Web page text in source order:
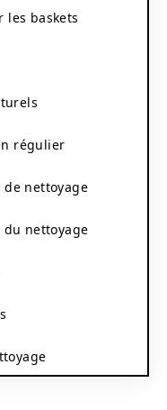
les baskets
régulier
nettoyage
nettoyage